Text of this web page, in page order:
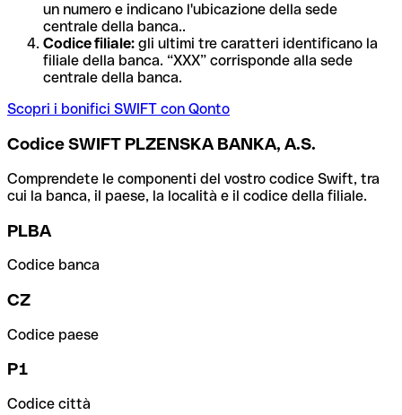
un numero e indicano l'ubicazione della sede
centrale della banca..
Codice filiale: gli ultimi tre caratteri identificano la
filiale della banca. “XXX” corrisponde alla sede
centrale della banca.
Scopri i bonifici SWIFT con Qonto
Codice SWIFT PLZENSKA BANKA, A.S.
Comprendete le componenti del vostro codice Swift, tra
cui la banca, il paese, la località e il codice della filiale.
PLBA
Codice banca
CZ
Codice paese
P1
Codice città